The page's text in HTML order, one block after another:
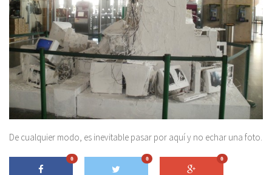
De cualquier modo, es inevitable pasar por aquí y no echar una foto.
0 0 0